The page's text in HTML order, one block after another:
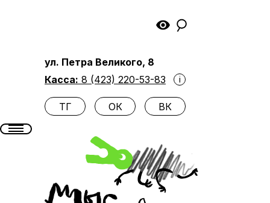
ул. Петра Великого, 8
Касса: 8 (423) 220-53-83
ТГ ВК
ОК
i